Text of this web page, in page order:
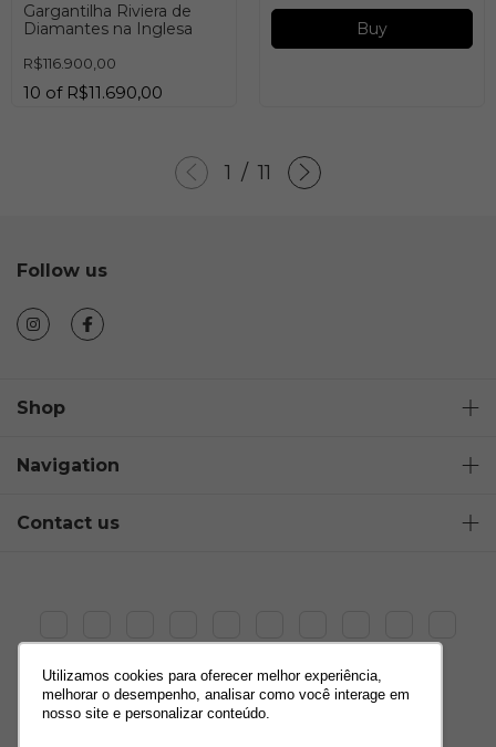
Utilizamos cookies para oferecer melhor experiência,
melhorar o desempenho, analisar como você interage em
nosso site e personalizar conteúdo.
Gargantilha Riviera de
Diamantes na Inglesa
R$116.900,00
10 of R$11.690,00
Buy
1 / 11
Follow us
Shop
Navigation
Contact us